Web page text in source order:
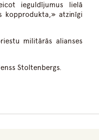
ieguldījumus lielā
kopprodukta,» atzinīgi
militārās alianses
Stoltenbergs.